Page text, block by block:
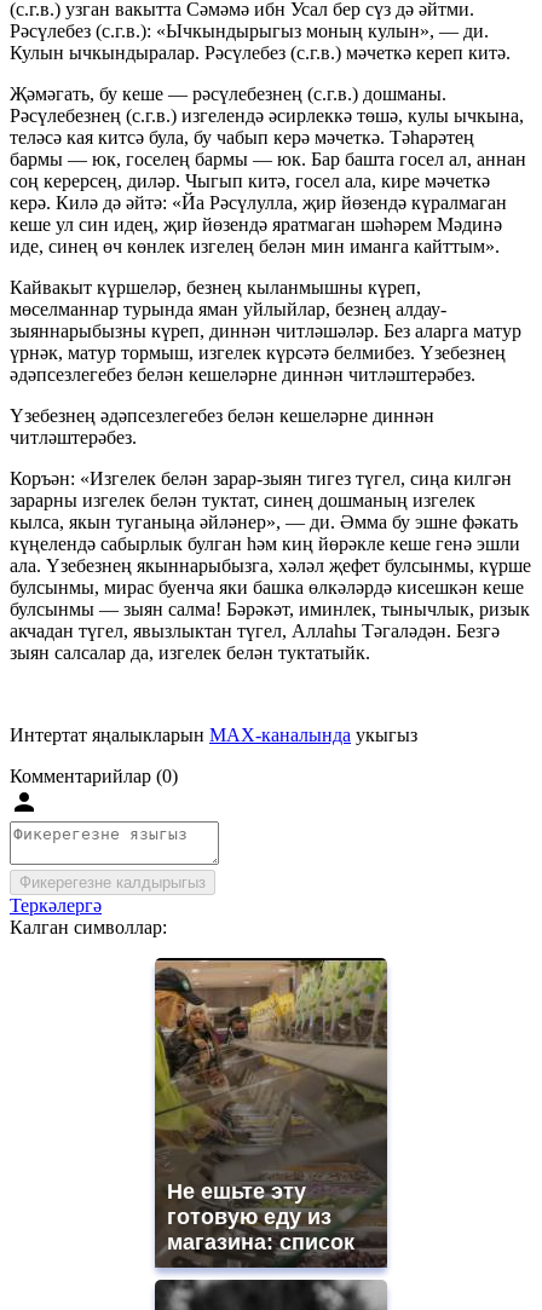
(с.г.в.) узган вакытта Сәмәмә ибн Усал бер сүз дә әйтми.
Рәсүлебез (с.г.в.): «Ычкындырыгыз моның кулын», — ди.
Кулын ычкындыралар. Рәсүлебез (с.г.в.) мәчеткә кереп китә.
Җәмәгать, бу кеше — рәсүлебезнең (с.г.в.) дошманы.
Рәсүлебезнең (с.г.в.) изгелендә әсирлеккә төшә, кулы ычкына,
теләсә кая китсә була, бу чабып керә мәчеткә. Тәһарәтең
бармы — юк, госелең бармы — юк. Бар башта госел ал, аннан
соң керерсең, диләр. Чыгып китә, госел ала, кире мәчеткә
керә. Килә дә әйтә: «Йа Рәсүлулла, җир йөзендә күралмаган
кеше ул син идең, җир йөзендә яратмаган шәһәрем Мәдинә
иде, синең өч көнлек изгелең белән мин иманга кайттым».
Кайвакыт күршеләр, безнең кыланмышны күреп,
мөселманнар турында яман уйлыйлар, безнең алдау-
зыяннарыбызны күреп, диннән читләшәләр. Без аларга матур
үрнәк, матур тормыш, изгелек күрсәтә белмибез. Үзебезнең
әдәпсезлегебез белән кешеләрне диннән читләштерәбез.
Үзебезнең әдәпсезлегебез белән кешеләрне диннән
читләштерәбез.
Коръән: «Изгелек белән зарар-зыян тигез түгел, сиңа килгән
зарарны изгелек белән туктат, синең дошманың изгелек
кылса, якын туганыңа әйләнер», — ди. Әмма бу эшне фәкать
күңелендә сабырлык булган һәм киң йөрәкле кеше генә эшли
ала. Үзебезнең якыннарыбызга, хәләл җефет булсынмы, күрше
булсынмы, мирас буенча яки башка өлкәләрдә кисешкән кеше
булсынмы — зыян салма! Бәрәкәт, иминлек, тынычлык, ризык
акчадан түгел, явызлыктан түгел, Аллаһы Тәгаләдән. Безгә
зыян салсалар да, изгелек белән туктатыйк.
Интертат яңалыкларын MAX-каналында укыгыз
Комментарийлар (0)
Фикерегезне калдырыгыз
Теркәлергә
Калган символлар:
Не ешьте эту
готовую еду из
магазина: список